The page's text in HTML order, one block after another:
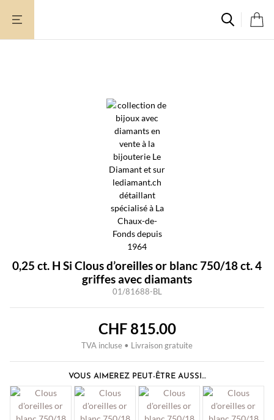
0,25 ct. H Si Clous d’oreilles or blanc 750/18 ct. 4
griffes avec diamants
01/81688-BL
CHF815.00
TVA incluse • Livraison gratuite
VOUS AIMEREZ PEUT-ÊTRE AUSSI…